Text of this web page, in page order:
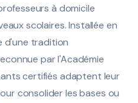
à domicile
scolaires. Installée en
d'une tradition
par l'Académie
certifiés adaptent leur
consolider les bases ou